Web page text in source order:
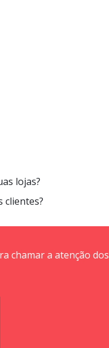
lojas?
clientes?
chamar a atenção dos